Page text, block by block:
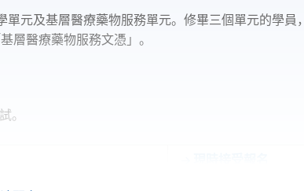
元及基層醫療藥物服務單元。修畢三個單元的學員
層醫療藥物服務文憑」。
。